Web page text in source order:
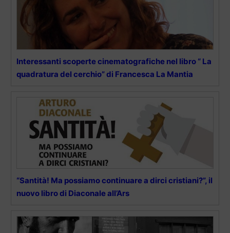
Interessanti scoperte cinematografiche nel libro “ La
quadratura del cerchio” di Francesca La Mantia
“Santità! Ma possiamo continuare a dirci cristiani?”, il
nuovo libro di Diaconale all’Ars